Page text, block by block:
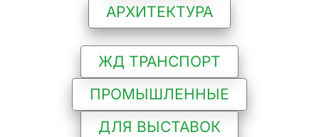
АРХИТЕКТУРА
ЖД ТРАНСПОРТ
ПРОМЫШЛЕННЫЕ
ДЛЯ ВЫСТАВОК